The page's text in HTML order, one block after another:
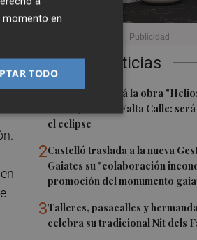
Últimas Noticias
1Castelló acogerá la obra
la compañía Te Falta Calle:
el eclipse
2Castelló traslada a la nueva
Gaiates su "colaboración
promoción del monumento
3Talleres, pasacalles y
celebra su tradicional Nit dels
momento en
TODO